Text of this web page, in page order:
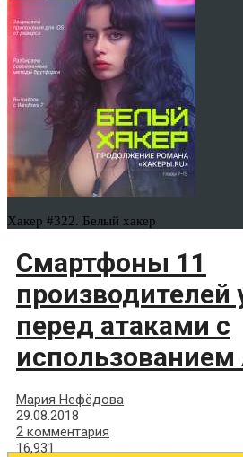
Хакер #322. Белый хакер
Смартфоны 11
перед атаками с
Мария Нефёдова
29.08.2018
2 комментария
16,931